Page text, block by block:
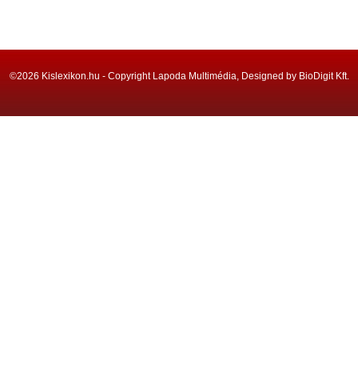
©2026 Kislexikon.hu - Copyright Lapoda Multimédia, Designed by BioDigit Kft.